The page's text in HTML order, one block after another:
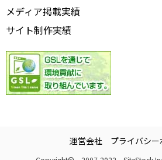
メディア掲載実績
サイト制作実績
運営会社 プライバシ